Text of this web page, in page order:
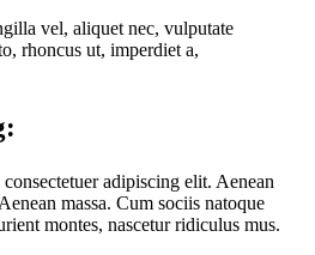
vel, aliquet nec, vulputate
rhoncus ut, imperdiet a,
:
adipiscing elit. Aenean
massa. Cum sociis natoque
montes, nascetur ridiculus mus.